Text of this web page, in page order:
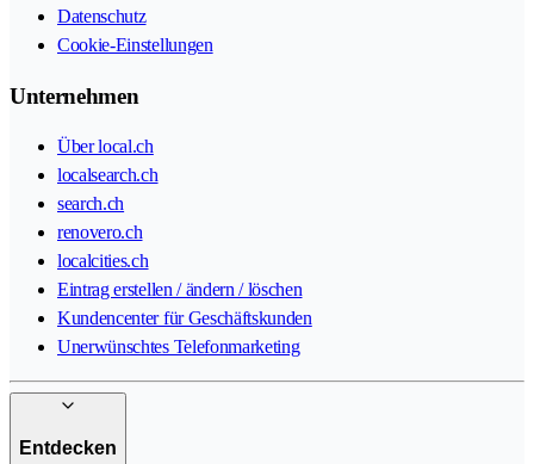
Datenschutz
Cookie-Einstellungen
Unternehmen
Über local.ch
localsearch.ch
search.ch
renovero.ch
localcities.ch
Eintrag erstellen / ändern / löschen
Kundencenter für Geschäftskunden
Unerwünschtes Telefonmarketing
Entdecken